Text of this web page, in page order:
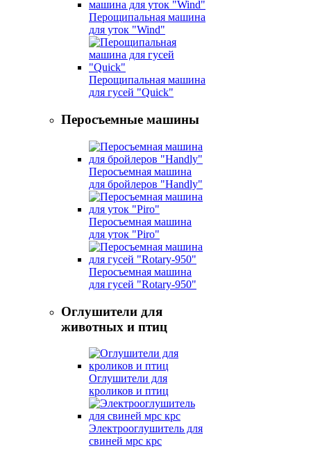
Перощипальная машина
для уток "Wind"
Перощипальная машина
для гусей "Quick"
Перосъемные машины
Перосъемная машина
для бройлеров "Handly"
Перосъемная машина
для уток "Piro"
Перосъемная машина
для гусей "Rotary-950"
Оглушители для
животных и птиц
Оглушители для
кроликов и птиц
Электрооглушитель для
свиней мрс крс